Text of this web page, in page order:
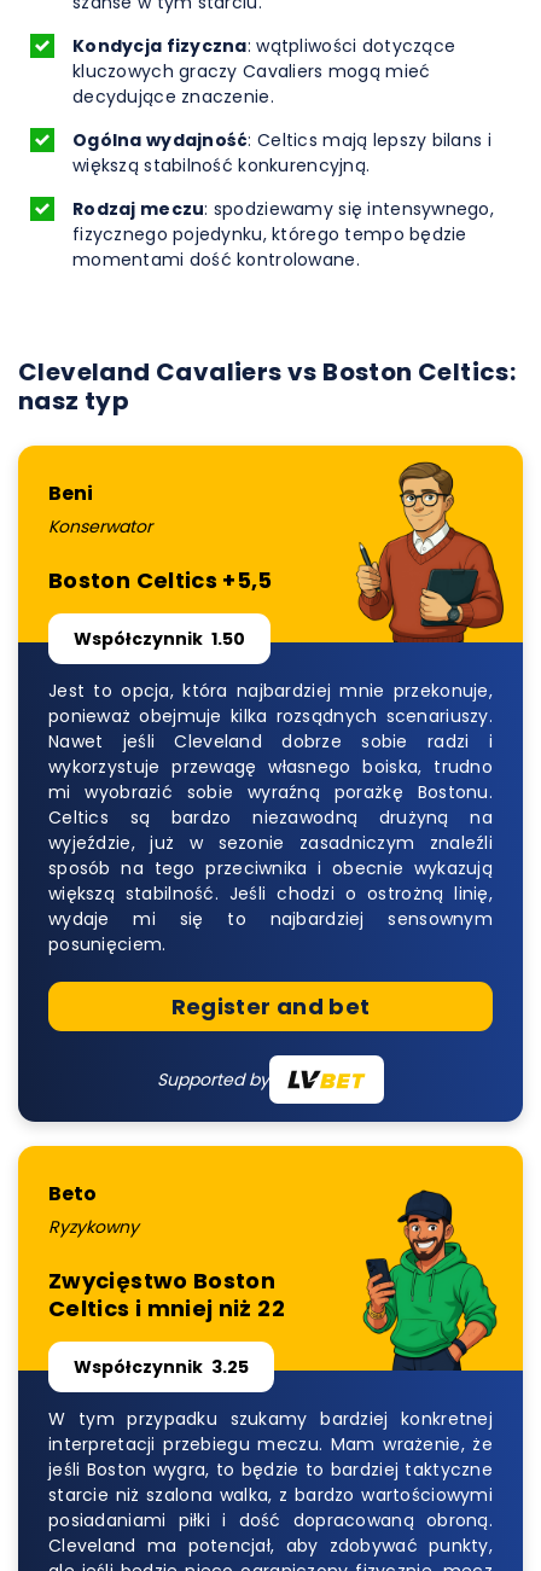
Kondycja fizyczna: wątpliwości dotyczące
kluczowych graczy Cavaliers mogą mieć
decydujące znaczenie.
Ogólna wydajność: Celtics mają lepszy bilans i
większą stabilność konkurencyjną.
Rodzaj meczu: spodziewamy się intensywnego,
fizycznego pojedynku, którego tempo będzie
momentami dość kontrolowane.
Cleveland Cavaliers vs Boston Celtics:
nasz typ
Beni
Konserwator
Boston Celtics +5,5
Współczynnik 1.50
Jest to opcja, która najbardziej mnie przekonuje,
ponieważ obejmuje kilka rozsądnych scenariuszy.
Nawet jeśli Cleveland dobrze sobie radzi i
wykorzystuje przewagę własnego boiska, trudno
mi wyobrazić sobie wyraźną porażkę Bostonu.
Celtics są bardzo niezawodną drużyną na
wyjeździe, już w sezonie zasadniczym znaleźli
sposób na tego przeciwnika i obecnie wykazują
większą stabilność. Jeśli chodzi o ostrożną linię,
wydaje mi się to najbardziej sensownym
posunięciem.
Register and bet
Supported by
Beto
Ryzykowny
Zwycięstwo Boston
Celtics i mniej niż 22
Współczynnik 3.25
W tym przypadku szukamy bardziej konkretnej
interpretacji przebiegu meczu. Mam wrażenie, że
jeśli Boston wygra, to będzie to bardziej taktyczne
starcie niż szalona walka, z bardzo wartościowymi
posiadaniami piłki i dość dopracowaną obroną.
Cleveland ma potencjał, aby zdobywać punkty,